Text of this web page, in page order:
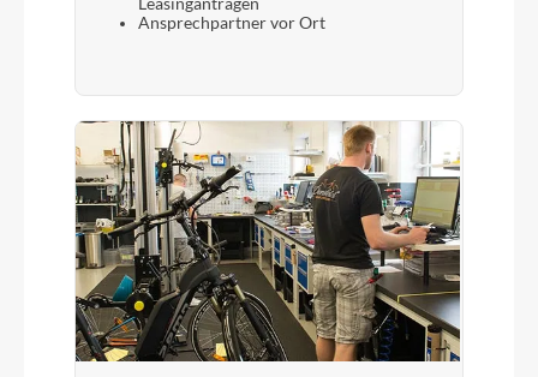
Leasinganträgen
Ansprechpartner vor Ort